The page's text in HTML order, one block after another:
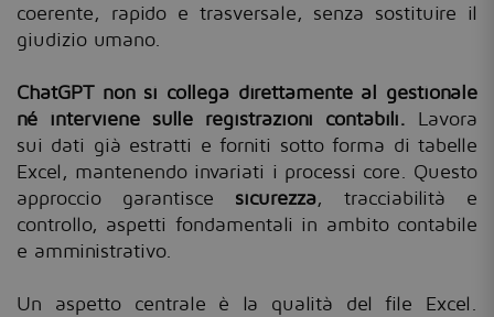
coerente, rapido e trasversale, senza sostituire il
giudizio umano.
ChatGPT non si collega direttamente al gestionale
né interviene sulle registrazioni contabili. Lavora
sui dati già estratti e forniti sotto forma di tabelle
Excel, mantenendo invariati i processi core. Questo
approccio garantisce sicurezza, tracciabilità e
controllo, aspetti fondamentali in ambito contabile
e amministrativo.
Un aspetto centrale è la qualità del file Excel.